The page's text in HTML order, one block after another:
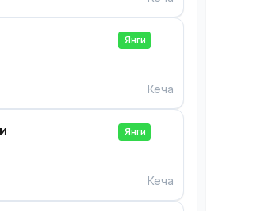
Янги
Кеча
Янги
Кеча